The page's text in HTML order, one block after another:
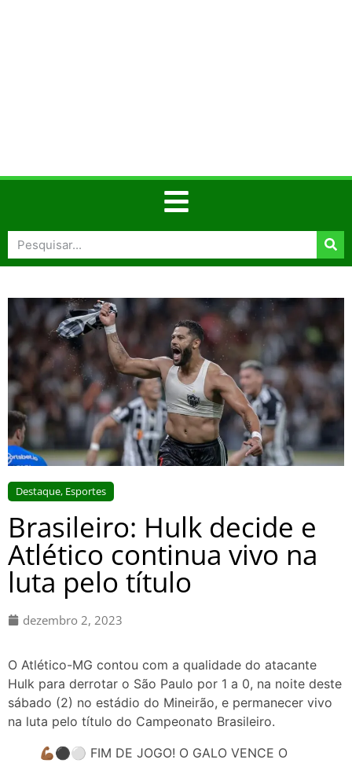
Destaque, Esportes
Brasileiro: Hulk decide e
Atlético continua vivo na
luta pelo título
dezembro 2, 2023
O Atlético-MG contou com a qualidade do atacante
Hulk para derrotar o São Paulo por 1 a 0, na noite deste
sábado (2) no estádio do Mineirão, e permanecer vivo
na luta pelo título do Campeonato Brasileiro.
💪🏾⚫⚪ FIM DE JOGO! O GALO VENCE O